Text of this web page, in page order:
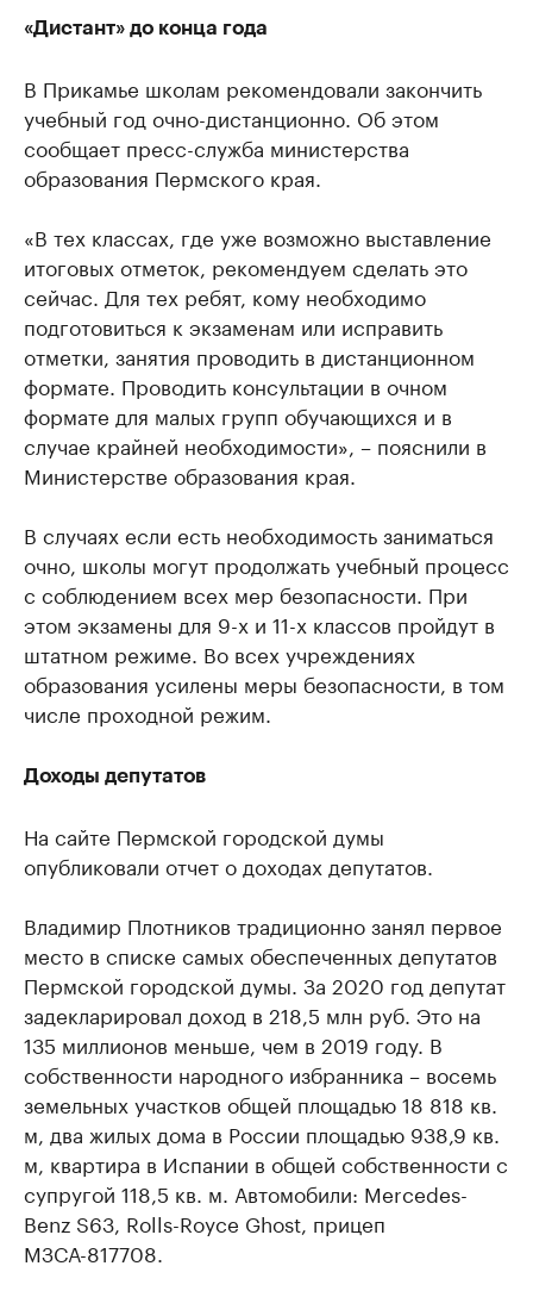
«Дистант» до конца года
В Прикамье школам рекомендовали закончить
учебный год очно-дистанционно. Об этом
сообщает пресс-служба министерства
образования Пермского края.
«В тех классах, где уже возможно выставление
итоговых отметок, рекомендуем сделать это
сейчас. Для тех ребят, кому необходимо
подготовиться к экзаменам или исправить
отметки, занятия проводить в дистанционном
формате. Проводить консультации в очном
формате для малых групп обучающихся и в
случае крайней необходимости», – пояснили в
Министерстве образования края.
В случаях если есть необходимость заниматься
очно, школы могут продолжать учебный процесс
с соблюдением всех мер безопасности. При
этом экзамены для 9-х и 11-х классов пройдут в
штатном режиме. Во всех учреждениях
образования усилены меры безопасности, в том
числе проходной режим.
Доходы депутатов
На сайте Пермской городской думы
опубликовали отчет о доходах депутатов.
Владимир Плотников традиционно занял первое
место в списке самых обеспеченных депутатов
Пермской городской думы. За 2020 год депутат
задекларировал доход в 218,5 млн руб. Это на
135 миллионов меньше, чем в 2019 году. В
собственности народного избранника – восемь
земельных участков общей площадью 18 818 кв.
м, два жилых дома в России площадью 938,9 кв.
м, квартира в Испании в общей собственности с
супругой 118,5 кв. м. Автомобили: Mercedes-
Benz S63, Rolls-Royce Ghost, прицеп
МЗСА-817708.